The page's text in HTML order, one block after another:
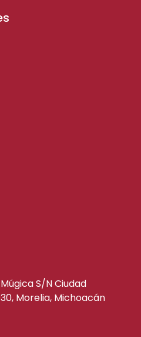
S/N Ciudad
Morelia, Michoacán